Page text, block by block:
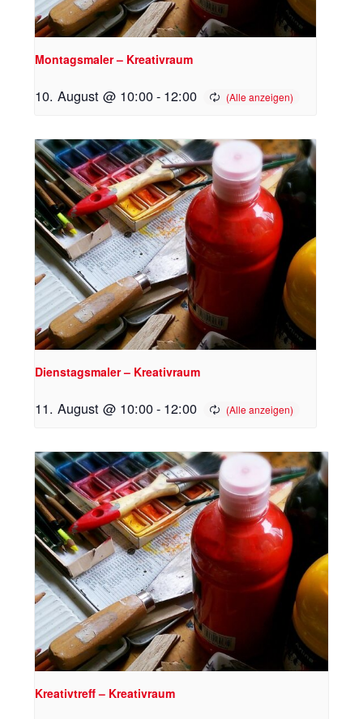
Montagsmaler – Kreativraum
10. August @ 10:00- 12:00
Dienstagsmaler – Kreativraum
11. August @ 10:00- 12:00
Kreativtreff – Kreativraum